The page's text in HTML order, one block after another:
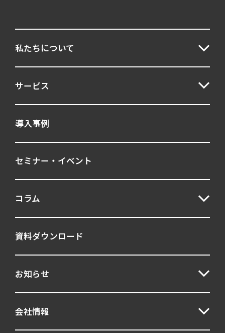
私たちについて
サービス
導入事例
セミナー・イベント
コラム
資料ダウンロード
お知らせ
会社情報